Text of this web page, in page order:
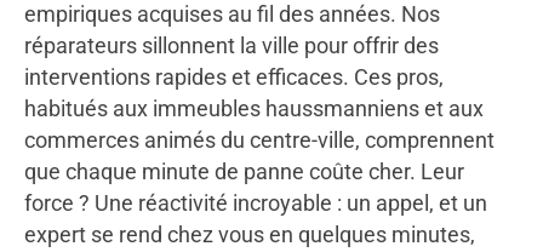
empiriques acquises au fil des années. Nos
réparateurs sillonnent la ville pour offrir des
interventions rapides et efficaces. Ces pros,
habitués aux immeubles haussmanniens et aux
commerces animés du centre-ville, comprennent
que chaque minute de panne coûte cher. Leur
force ? Une réactivité incroyable : un appel, et un
expert se rend chez vous en quelques minutes,